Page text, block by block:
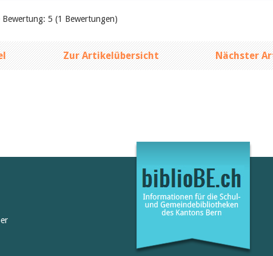
Bewertung: 5 (1 Bewertungen)
Zur Artikelübersicht Nächster